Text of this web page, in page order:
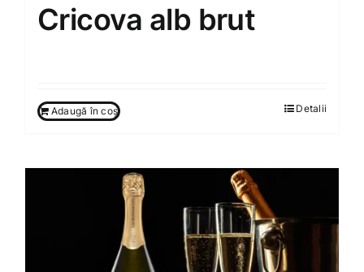
Cricova alb brut
Adaugă în coș Detalii